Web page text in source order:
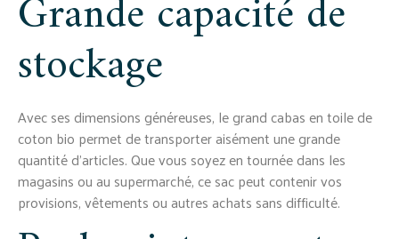
Grande capacité de
stockage
Avec ses dimensions généreuses, le grand cabas en toile de
coton bio permet de transporter aisément une grande
quantité d’articles. Que vous soyez en tournée dans les
magasins ou au supermarché, ce sac peut contenir vos
provisions, vêtements ou autres achats sans difficulté.